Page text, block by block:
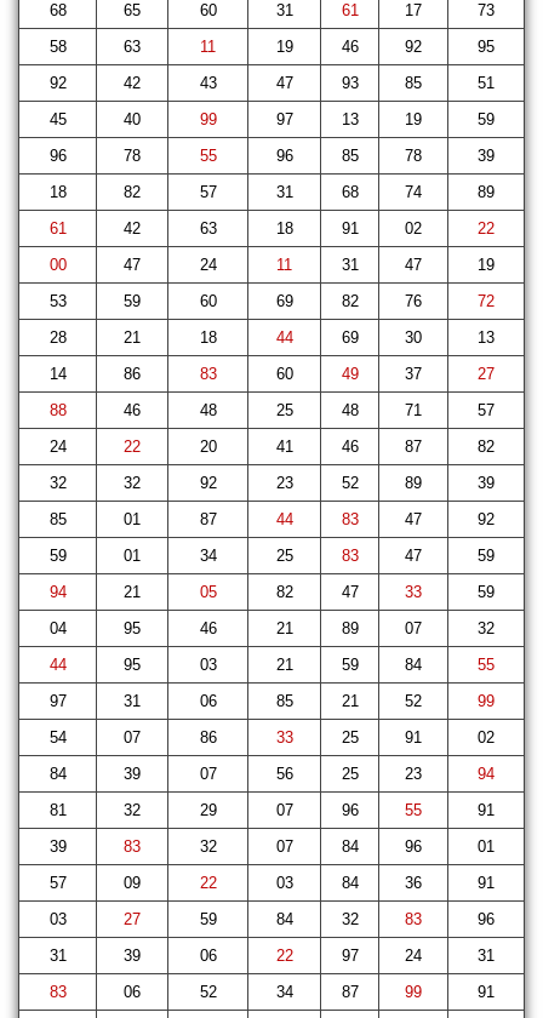
68
65 60 31 61 17
73
58
63 11 19 46 92
95
92
42 43 47 93 85
51
45
40 99 97 13 19
59
96
78 55 96 85 78
39
18
82 57 31 68 74
89
61
42 63 18 91 02
22
00
47 24 11 31 47
19
53
59 60 69 82 76
72
28
21 18 44 69 30
13
14
86 83 60 49 37
27
88
46 48 25 48 71
57
24
22 20 41 46 87
82
32
32 92 23 52 89
39
85
01 87 44 83 47
92
59
01 34 25 83 47
59
94
21 05 82 47 33
59
04
95 46 21 89 07
32
44
95 03 21 59 84
55
97
31 06 85 21 52
99
54
07 86 33 25 91
02
84
39 07 56 25 23
94
81
32 29 07 96 55
91
39
83 32 07 84 96
01
57
09 22 03 84 36
91
03
27 59 84 32 83
96
31
39 06 22 97 24
31
83
06 52 34 87 99
91